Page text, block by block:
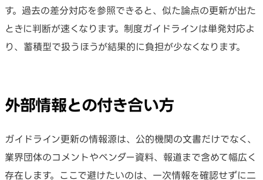
す。過去の差分対応を参照できると、似た論点の更新が出た
ときに判断が速くなります。制度ガイドラインは単発対応よ
り、蓄積型で扱うほうが結果的に負担が少なくなります。
外部情報との付き合い方
ガイドライン更新の情報源は、公的機関の文書だけでなく、
業界団体のコメントやベンダー資料、報道まで含めて幅広く
存在します。ここで避けたいのは、一次情報を確認せずに二